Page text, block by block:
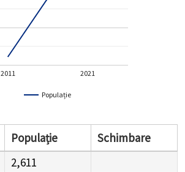
Populație
2011 2021
Populație
Schimbare
2,611